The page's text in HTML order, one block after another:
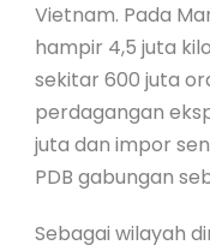
Vietnam. Pada
hampir 4,5 juta
sekitar 600 juta
perdagangan
juta dan impor
PDB gabungan
Sebagai wilayah